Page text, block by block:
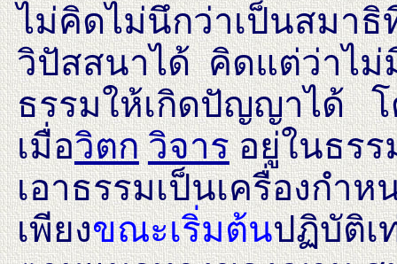
ไม่คิดไม่นึกว่าเป็นสมา
วิปัสสนาได้ คิดแต่ว่าไม่
ธรรมให้เกิดปัญญาได้ โ
เมื่อวิตก วิจารอยู่ในธรร
เอาธรรมเป็นเครื่องกำ
เพียงขณะเริ่มต้นปฏิบัติเ